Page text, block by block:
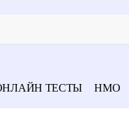
ТЕСТЫ НМО